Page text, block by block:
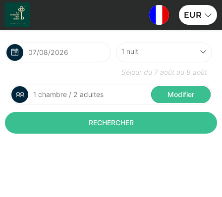
EUR
Séjour du 7 août au 8 août
1 chambre / 2 adultes Modifier